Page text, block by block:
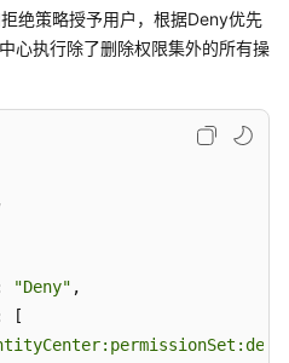
绝策略授予用户，根据Deny优先
心执行除了删除权限集外的所有操
"Deny" ,
[